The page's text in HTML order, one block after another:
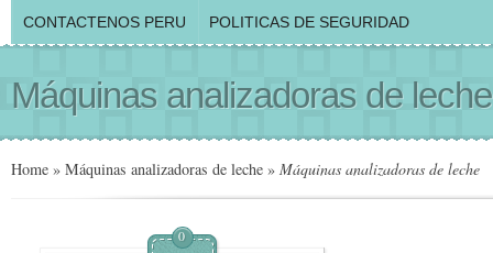
CONTACTENOS PERU POLITICAS DE SEGURIDAD
Máquinas analizadoras de leche
Home » Máquinas analizadoras de leche » Máquinas analizadoras de leche
0